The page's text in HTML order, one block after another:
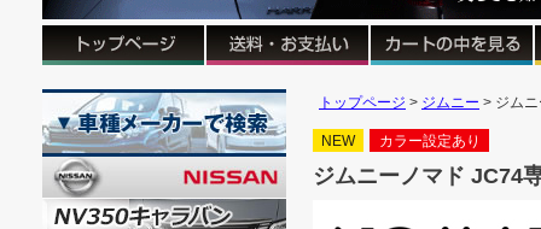
トップページ ジムニー ジム
NEW カラー設定あり
ジムニーノマド JC74